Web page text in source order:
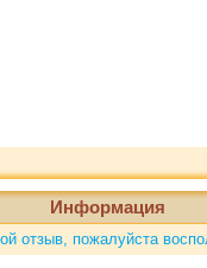
Информация
отзыв, пожалуйста